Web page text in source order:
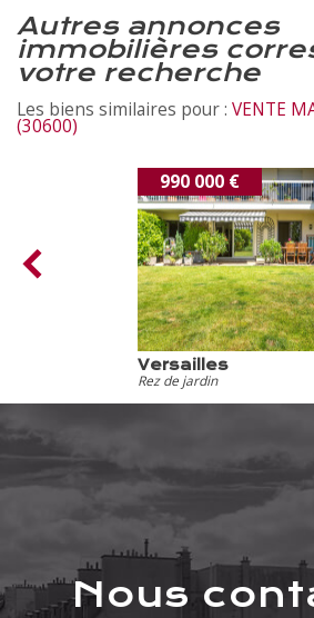
autres annonces
immobilières
votre recherche
Les biens similaires pour : VENTE
(30600)
990 000 €
Versailles
Rez de jardin
nous